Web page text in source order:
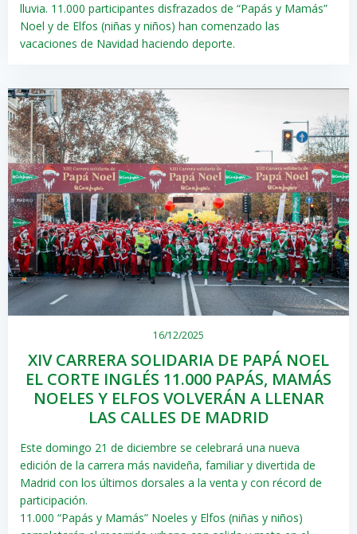
lluvia. 11.000 participantes disfrazados de “Papás y Mamás”
Noel y de Elfos (niñas y niños) han comenzado las
vacaciones de Navidad haciendo deporte.
16/12/2025
XIV CARRERA SOLIDARIA DE PAPÁ NOEL
EL CORTE INGLÉS 11.000 PAPÁS, MAMÁS
NOELES Y ELFOS VOLVERÁN A LLENAR
LAS CALLES DE MADRID
Este domingo 21 de diciembre se celebrará una nueva
edición de la carrera más navideña, familiar y divertida de
Madrid con los últimos dorsales a la venta y con récord de
participación.
11.000 “Papás y Mamás” Noeles y Elfos (niñas y niños)